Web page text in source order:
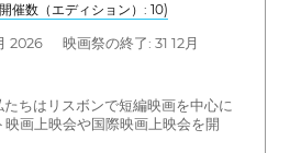
催数（エディション）: 10)
2026 映画祭の終了: 31 12月
ちはリスボンで短編映画を中心に
画上映会や国際映画上映会を開